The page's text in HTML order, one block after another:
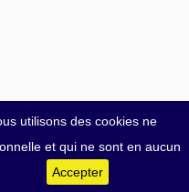
utilisons des cookies ne
et qui ne sont en aucun
Accepter